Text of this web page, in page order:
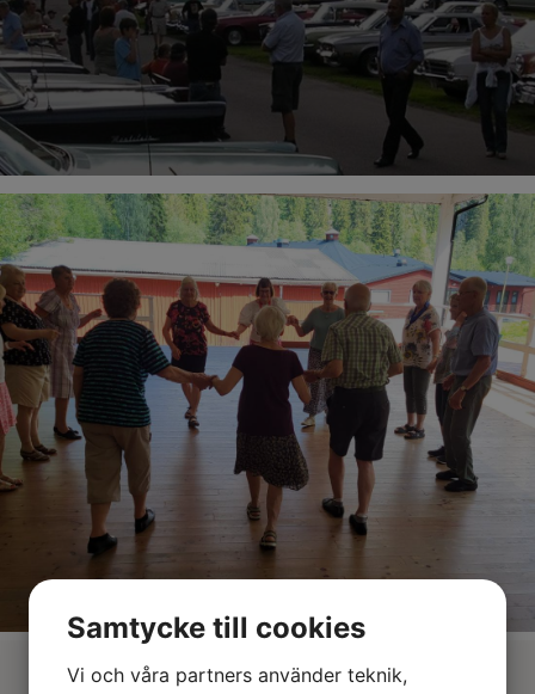
Gevalia
Länkar
Kontakta oss
Barnens dal
Samtycke till cookies
Vi och våra partners använder teknik,